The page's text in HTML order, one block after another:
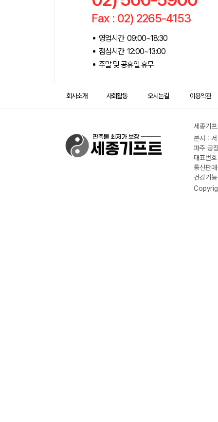
Fax : 02) 2265-4153
영업시간 09:00~18:30
점심시간 12:00~13:00
주말 및 공휴일 휴무
회사소개 사회활동 오시는길 이용약관
세종기
본사 :
파주 공
대표번
통신판
건강기